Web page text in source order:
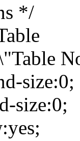
*/
size:0;
size:0;